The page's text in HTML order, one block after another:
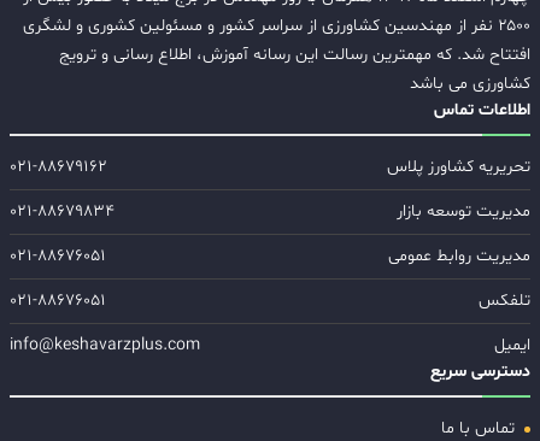
۲۵۰۰ نفر از مهندسین کشاورزی از سراسر کشور و مسئولین کشوری و لشگری
افتتاح شد. که مهمترین رسالت این رسانه آموزش، اطلاع رسانی و ترویج
کشاورزی می باشد
اطلاعات تماس
تحریریه کشاورز پلاس
۰۲۱-۸۸۶۷۹۱۶۲
مدیریت توسعه بازار
۰۲۱-۸۸۶۷۹۸۳۴
مدیریت روابط عمومی
۰۲۱-۸۸۶۷۶۰۵۱
تلفکس
۰۲۱-۸۸۶۷۶۰۵۱
ایمیل
info@keshavarzplus.com
دسترسی سریع
تماس با ما